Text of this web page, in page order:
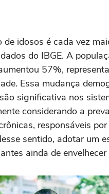
de idosos é cada vez
do IBGE. A
57%,
Essa mudança
significativa nos
considerando a
responsáveis
sentido, adotar um
ainda de